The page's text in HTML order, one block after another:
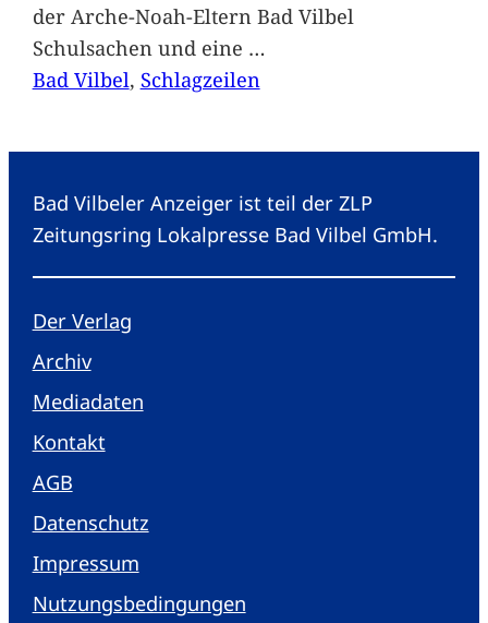
der Arche-Noah-Eltern Bad Vilbel
Schulsachen und eine …
Bad Vilbel, Schlagzeilen
Bad Vilbeler Anzeiger ist teil der ZLP
Zeitungsring Lokalpresse Bad Vilbel GmbH.
Der Verlag
Archiv
Mediadaten
Kontakt
AGB
Datenschutz
Impressum
Nutzungsbedingungen